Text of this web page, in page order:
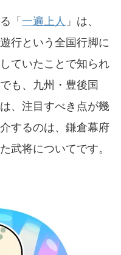
「 一遍上人 」は、
行という全国行脚に
ていたことで知られ
も、九州・豊後国
、注目すべき点が幾
するのは、鎌倉幕府
武将についてです。